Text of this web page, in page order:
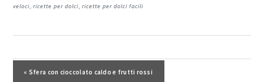
veloci,ricette per dolci,ricette per dolci facili
Post precedente:
« Sfera con cioccolato caldo e frutti rossi
del